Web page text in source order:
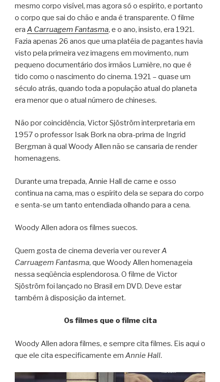
mesmo corpo visível, mas agora só o espírito, e portanto
o corpo que sai do chão e anda é transparente. O filme
era A Carruagem Fantasma, e o ano, insisto, era 1921.
Fazia apenas 26 anos que uma platéia de pagantes havia
visto pela primeira vez imagens em movimento, num
pequeno documentário dos irmãos Lumière, no que é
tido como o nascimento do cinema. 1921 – quase um
século atrás, quando toda a população atual do planeta
era menor que o atual número de chineses.
Não por coincidência, Victor Sjöström interpretaria em
1957 o professor Isak Bork na obra-prima de Ingrid
Bergman à qual Woody Allen não se cansaria de render
homenagens.
Durante uma trepada, Annie Hall de carne e osso
continua na cama, mas o espírito dela se separa do corpo
e senta-se um tanto entendiada olhando para a cena.
Woody Allen adora os filmes suecos.
Quem gosta de cinema deveria ver ou reverA
Carruagem Fantasma, que Woody Allen homenageia
nessa seqüência esplendorosa. O filme de Victor
Sjöström foi lançado no Brasil em DVD. Deve estar
também à disposição da internet.
Os filmes que o filme cita
Woody Allen adora filmes, e sempre cita filmes. Eis aqui o
que ele cita especificamente em Annie Hall.